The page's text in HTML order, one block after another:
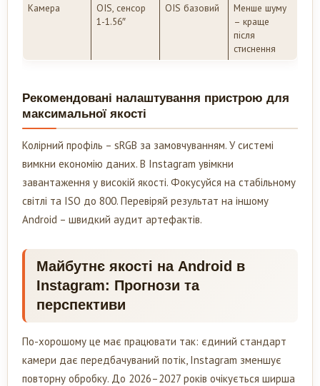
Камера
OIS, сенсор
1-1.56″
OIS базовий
Менше шуму
– краще
після
стиснення
Рекомендовані налаштування пристрою для
максимальної якості
Колірний профіль – sRGB за замовчуванням. У системі
вимкни економію даних. В Instagram увімкни
завантаження у високій якості. Фокусуйся на стабільному
світлі та ISO до 800. Перевіряй результат на іншому
Android – швидкий аудит артефактів.
Майбутнє якості на Android в
Instagram: Прогнози та
перспективи
По-хорошому це має працювати так: єдиний стандарт
камери дає передбачуваний потік, Instagram зменшує
повторну обробку. До 2026–2027 років очікується ширша